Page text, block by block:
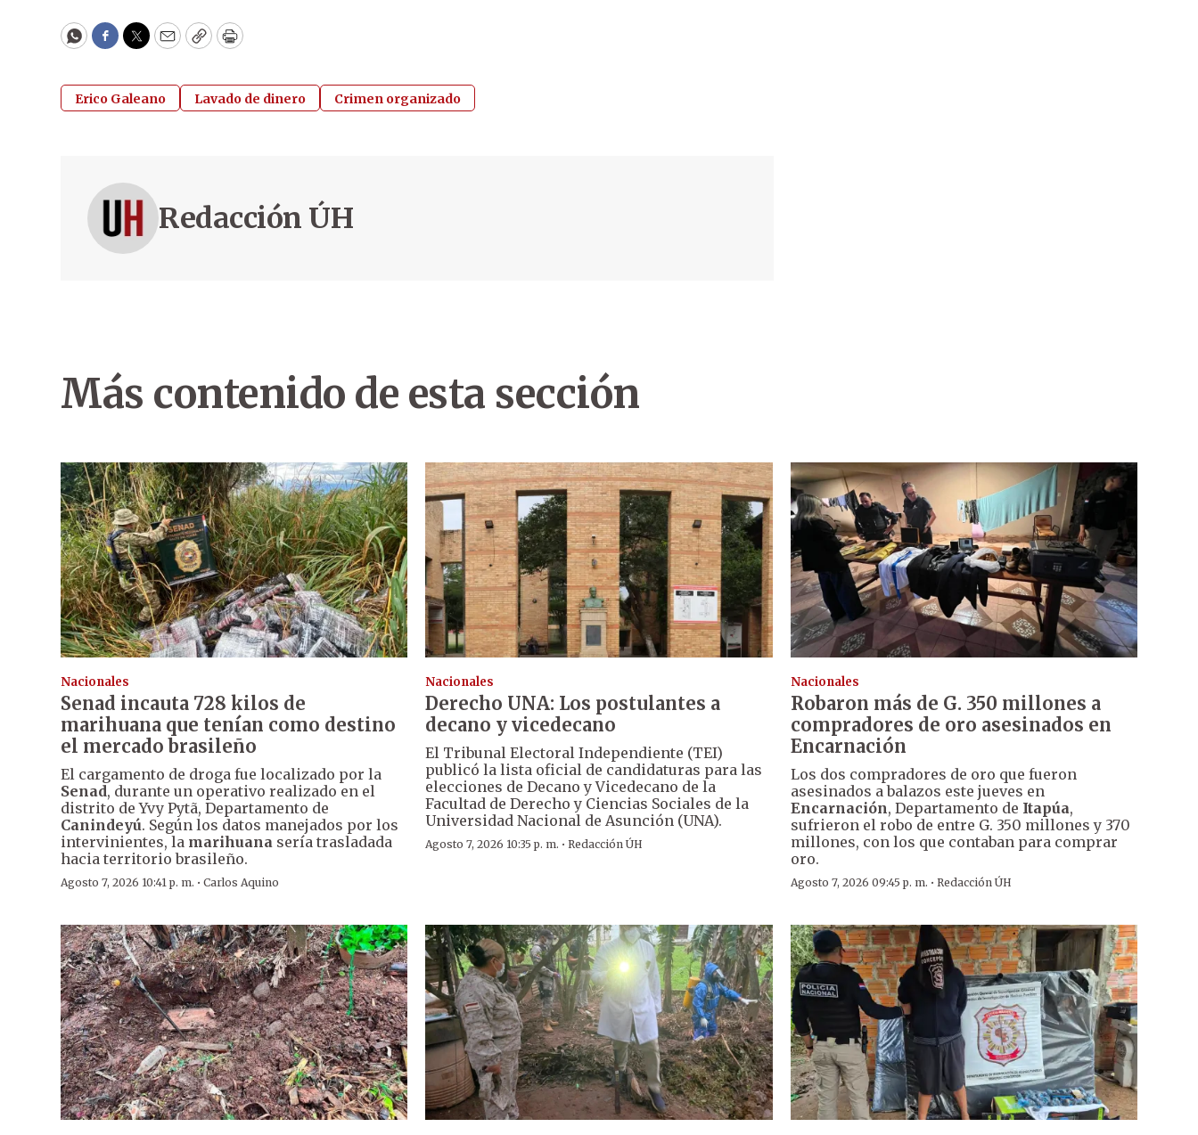
WhatsApp
Facebook
Twitter
EmailCopyPrint
Erico Galeano Lavado de dinero Crimen organizado
Redacción ÚH
Más contenido de esta sección
Nacionales
Senad incauta 728 kilos de
marihuana que tenían como destino
el mercado brasileño
El cargamento de droga fue localizado por la
Senad, durante un operativo realizado en el
distrito de Yvy Pytã, Departamento de
Canindeyú. Según los datos manejados por los
intervinientes, la marihuana sería trasladada
hacia territorio brasileño.
Agosto 7, 2026 10:41 p. m. · Carlos Aquino
Nacionales
Derecho UNA: Los postulantes a
decano y vicedecano
El Tribunal Electoral Independiente (TEI)
publicó la lista oficial de candidaturas para las
elecciones de Decano y Vicedecano de la
Facultad de Derecho y Ciencias Sociales de la
Universidad Nacional de Asunción (UNA).
Agosto 7, 2026 10:35 p. m. ·Redacción ÚH
Nacionales
Robaron más de G. 350 millones a
compradores de oro asesinados en
Encarnación
Los dos compradores de oro que fueron
asesinados a balazos este jueves en
Encarnación, Departamento de Itapúa,
sufrieron el robo de entre G. 350 millones y 370
millones, con los que contaban para comprar
oro.
Agosto 7, 2026 09:45 p. m. · Redacción ÚH